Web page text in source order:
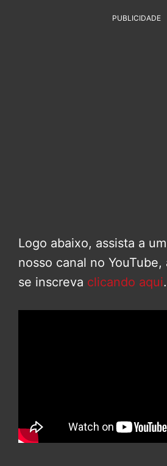
PUBLICIDADE
Logo abaixo, assista a
nosso canal no YouTube,
se inscreva clicando aqui.